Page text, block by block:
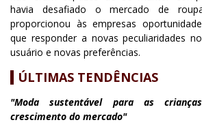
havia desafiado o mercado de
proporcionou às empresas
que responder a novas peculiaridades
usuário e novas preferências.
ÚLTIMAS TENDÊNCIAS
"Moda sustentável para as
crescimento do mercado"